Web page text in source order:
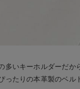
多いキーホルダーだか
ったりの本革製のベル